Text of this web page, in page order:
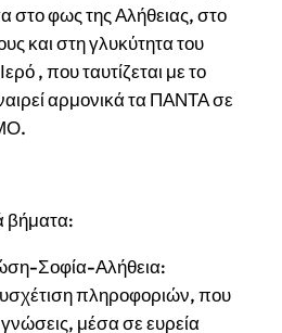
στο φως της Αλήθειας, στο
και στη γλυκύτητα του
, που ταυτίζεται με το
αρμονικά τα ΠΑΝΤΑ σε
βήματα:
Σοφία-Αλήθεια:
πληροφοριών, που
μέσα σε ευρεία